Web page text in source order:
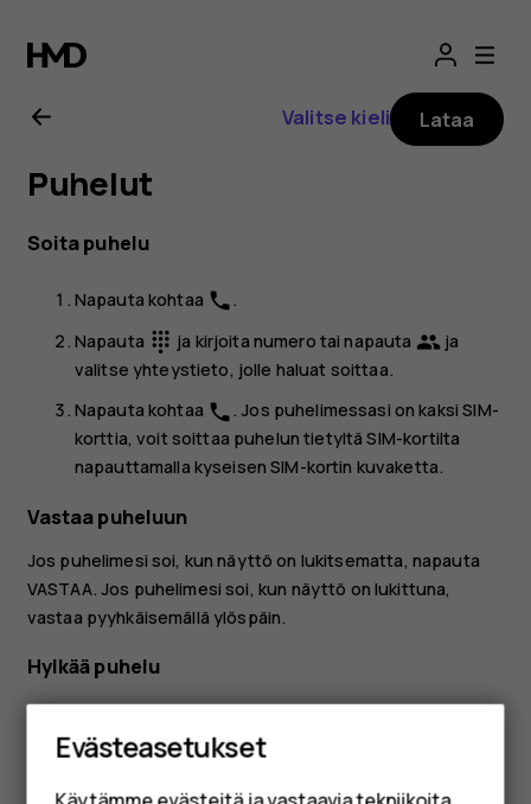
Nokia
G21
käyttöopas
Älypuhelimet
Valitse kieli Lataa
Puhelut
Soita puhelu
Napauta kohtaa phone .
Napauta dialpad ja kirjoita numero tai napauta group ja
valitse yhteystieto, jolle haluat soittaa.
Napauta kohtaa phone. Jos puhelimessasi on kaksi SIM-
korttia, voit soittaa puhelun tietyltä SIM-kortilta
napauttamalla kyseisen SIM-kortin kuvaketta.
Vastaa puheluun
Jos puhelimesi soi, kun näyttö on lukitsematta, napauta
VASTAA. Jos puhelimesi soi, kun näyttö on lukittuna,
vastaa pyyhkäisemällä ylöspäin.
Hylkää puhelu
Jos puhelimesi soi, kun näyttö on lukitsematta, napauta
HYLKÄÄ. Jos puhelimesi soi, kun näyttö on lukittuna,
Evästeasetukset